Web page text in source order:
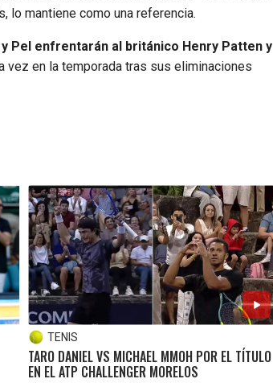
lo mantiene como una referencia.
Pel enfrentarán al británico Henry Patten y
vez en la temporada tras sus eliminaciones
TENIS
TARO DANIEL VS MICHAEL MMOH POR EL TÍTULO
EN EL ATP CHALLENGER MORELOS